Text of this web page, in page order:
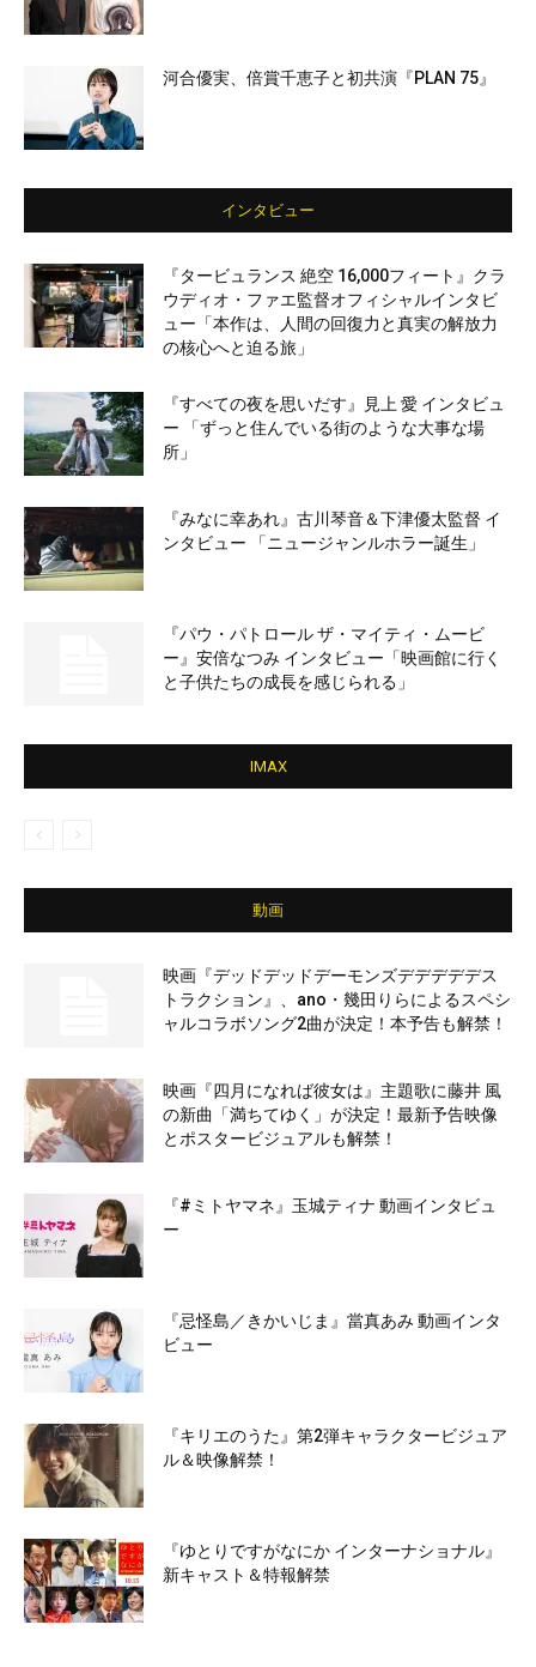
河合優実、倍賞千恵子と初共演『PLAN 75』
インタビュー
『タービュランス 絶空 16,000フィート』クラ
ウディオ・ファエ監督オフィシャルインタビ
ュー「本作は、人間の回復力と真実の解放力
の核心へと迫る旅」
『すべての夜を思いだす』見上 愛 インタビュ
ー 「ずっと住んでいる街のような大事な場
所」
『みなに幸あれ』古川琴音＆下津優太監督 イ
ンタビュー 「ニュージャンルホラー誕生」
『パウ・パトロール ザ・マイティ・ムービ
ー』安倍なつみ インタビュー「映画館に行く
と子供たちの成長を感じられる」
IMAX
動画
映画『デッドデッドデーモンズデデデデデス
トラクション』、ano・幾田りらによるスペシ
ャルコラボソング2曲が決定！本予告も解禁！
映画『四月になれば彼女は』主題歌に藤井 風
の新曲「満ちてゆく」が決定！最新予告映像
とポスタービジュアルも解禁！
『#ミトヤマネ』玉城ティナ 動画インタビュ
ー
『忌怪島／きかいじま』當真あみ 動画インタ
ビュー
『キリエのうた』第2弾キャラクタービジュア
ル＆映像解禁！
『ゆとりですがなにか インターナショナル』
新キャスト＆特報解禁